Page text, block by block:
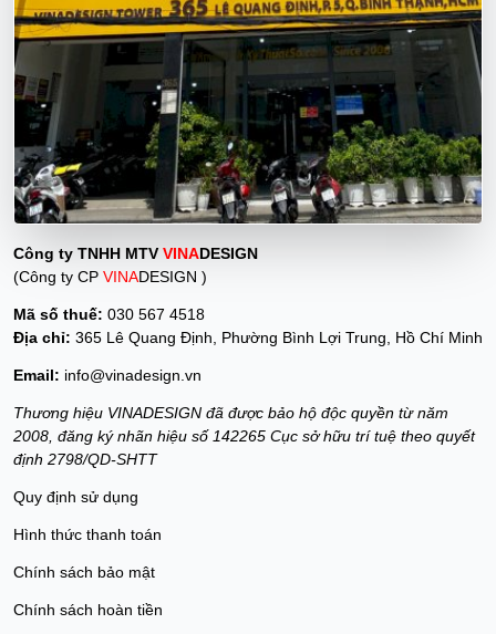
Công ty TNHH MTVVINADESIGN
(Công ty CP VINADESIGN )
Mã số thuế: 030 567 4518
Địa chỉ: 365 Lê Quang Định, Phường Bình Lợi Trung, Hồ Chí Minh
Email: info@vinadesign.vn
Thương hiệu VINADESIGN đã được bảo hộ độc quyền từ năm
2008, đăng ký nhãn hiệu số 142265 Cục sở hữu trí tuệ theo quyết
định 2798/QD-SHTT
Quy định sử dụng
Hình thức thanh toán
Chính sách bảo mật
Chính sách hoàn tiền